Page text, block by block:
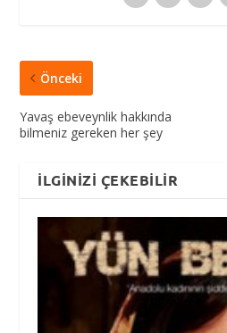
Önceki
Yavaş ebeveynlik hakkında
bilmeniz gereken her şey
İLGINIZI ÇEKEBILIR